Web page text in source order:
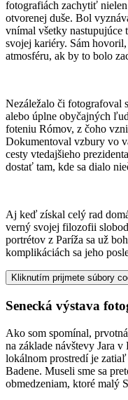
fotografiách zachytiť
otvorenej duše. Bol
vnímal všetky nastupujúce
svojej kariéry. Sám
atmosféru, ak by to bolo
Nezáležalo či fotografoval
alebo úplne obyčajných
foteniu Rómov, z čoho
Dokumentoval vzbury vo
cesty vtedajšieho
dostať tam, kde sa dialo
Aj keď získal celý rad
verný svojej filozofii
portrétov z Paríža sa už
komplikáciách sa jeho
Kliknutím prijmete súbory
Senecká výstava
Ako som spomínal,
na základe návštevy Jara
lokálnom prostredí je
Badene. Museli sme sa
obmedzeniam, ktoré malý